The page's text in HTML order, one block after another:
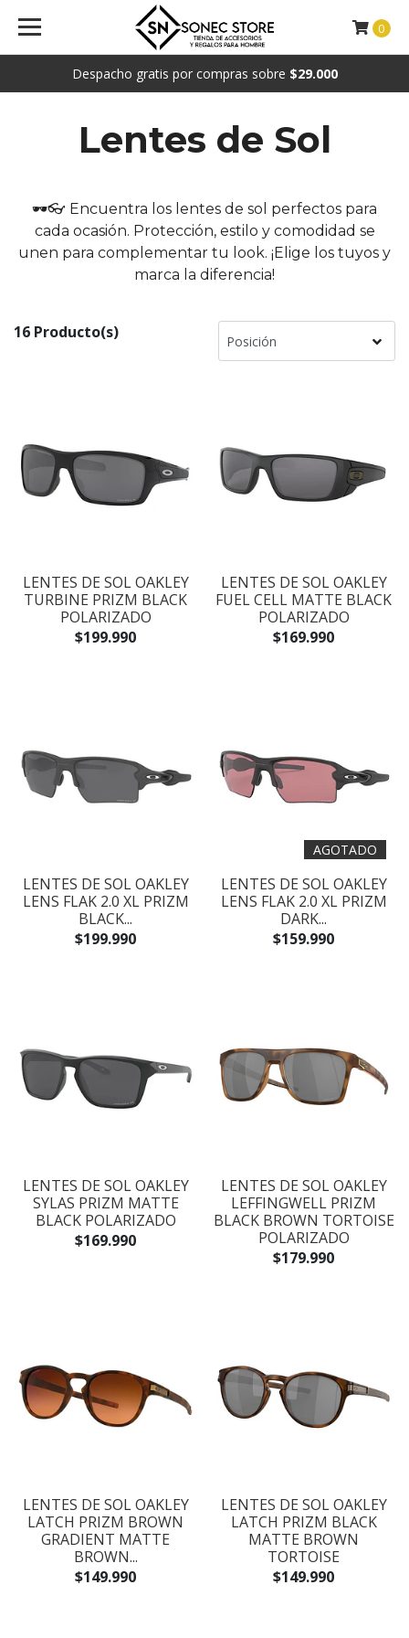
Despacho gratis por compras sobre $29.000
0
Lentes de Sol
🕶👓 Encuentra los lentes de sol perfectos para
cada ocasión. Protección, estilo y comodidad se
unen para complementar tu look. ¡Elige los tuyos y
marca la diferencia!
16 Producto(s)
LENTES DE SOL OAKLEY
TURBINE PRIZM BLACK
POLARIZADO
$199.990
LENTES DE SOL OAKLEY
FUEL CELL MATTE BLACK
POLARIZADO
$169.990
LENTES DE SOL OAKLEY
LENS FLAK 2.0 XL PRIZM
BLACK...
$199.990
AGOTADO
LENTES DE SOL OAKLEY
LENS FLAK 2.0 XL PRIZM
DARK...
$159.990
LENTES DE SOL OAKLEY
SYLAS PRIZM MATTE
BLACK POLARIZADO
$169.990
LENTES DE SOL OAKLEY
LEFFINGWELL PRIZM
BLACK BROWN TORTOISE
POLARIZADO
$179.990
LENTES DE SOL OAKLEY
LATCH PRIZM BROWN
GRADIENT MATTE
BROWN...
$149.990
LENTES DE SOL OAKLEY
LATCH PRIZM BLACK
MATTE BROWN
TORTOISE
$149.990